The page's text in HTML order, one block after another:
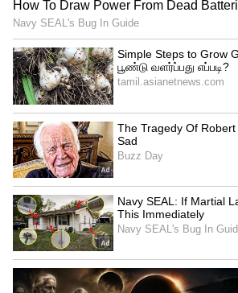
திட்டங்களை ஸ்டாலின்
வெட்டி திறந்து வைத்து
ஊடகங்கள் நடுநிலையாக
திமுக இருக்கும் இடம்
காணாமல் போய் விடும்.
ஆட்சியில் கட்டுமான
இரண்டு மடங்கு
தமிழகத்தில் பொம்மை
செய்து வருகிறார். நாட்டு
உழைத்த தலைவர்கள்
புரட்சித் தலைவி. வீட்டு
உழைத்தவர் கருணாநிதி.